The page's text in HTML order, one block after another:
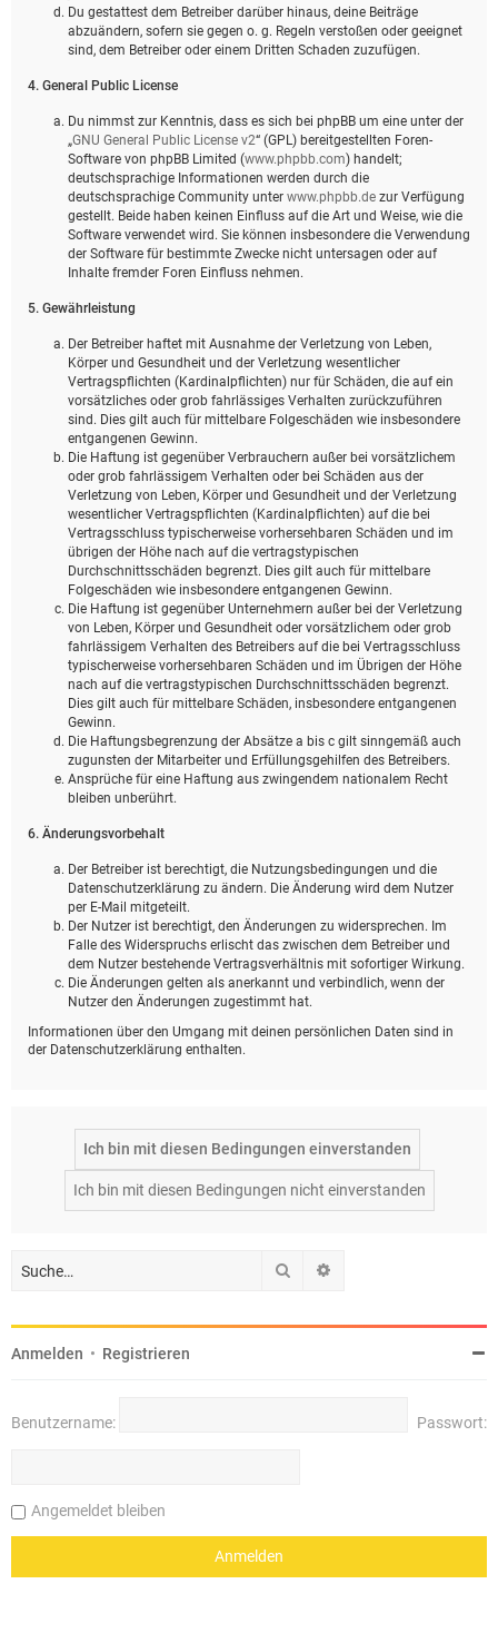
Du gestattest dem Betreiber darüber hinaus, deine Beiträge
abzuändern, sofern sie gegen o. g. Regeln verstoßen oder geeignet
sind, dem Betreiber oder einem Dritten Schaden zuzufügen.
4. General Public License
Du nimmst zur Kenntnis, dass es sich bei phpBB um eine unter der
„GNU General Public License v2“ (GPL) bereitgestellten Foren-
Software von phpBB Limited (www.phpbb.com) handelt;
deutschsprachige Informationen werden durch die
deutschsprachige Community unter www.phpbb.de zur Verfügung
gestellt. Beide haben keinen Einfluss auf die Art und Weise, wie die
Software verwendet wird. Sie können insbesondere die Verwendung
der Software für bestimmte Zwecke nicht untersagen oder auf
Inhalte fremder Foren Einfluss nehmen.
5. Gewährleistung
Der Betreiber haftet mit Ausnahme der Verletzung von Leben,
Körper und Gesundheit und der Verletzung wesentlicher
Vertragspflichten (Kardinalpflichten) nur für Schäden, die auf ein
vorsätzliches oder grob fahrlässiges Verhalten zurückzuführen
sind. Dies gilt auch für mittelbare Folgeschäden wie insbesondere
entgangenen Gewinn.
Die Haftung ist gegenüber Verbrauchern außer bei vorsätzlichem
oder grob fahrlässigem Verhalten oder bei Schäden aus der
Verletzung von Leben, Körper und Gesundheit und der Verletzung
wesentlicher Vertragspflichten (Kardinalpflichten) auf die bei
Vertragsschluss typischerweise vorhersehbaren Schäden und im
übrigen der Höhe nach auf die vertragstypischen
Durchschnittsschäden begrenzt. Dies gilt auch für mittelbare
Folgeschäden wie insbesondere entgangenen Gewinn.
Die Haftung ist gegenüber Unternehmern außer bei der Verletzung
von Leben, Körper und Gesundheit oder vorsätzlichem oder grob
fahrlässigem Verhalten des Betreibers auf die bei Vertragsschluss
typischerweise vorhersehbaren Schäden und im Übrigen der Höhe
nach auf die vertragstypischen Durchschnittsschäden begrenzt.
Dies gilt auch für mittelbare Schäden, insbesondere entgangenen
Gewinn.
Die Haftungsbegrenzung der Absätze a bis c gilt sinngemäß auch
zugunsten der Mitarbeiter und Erfüllungsgehilfen des Betreibers.
Ansprüche für eine Haftung aus zwingendem nationalem Recht
bleiben unberührt.
6. Änderungsvorbehalt
Der Betreiber ist berechtigt, die Nutzungsbedingungen und die
Datenschutzerklärung zu ändern. Die Änderung wird dem Nutzer
per E-Mail mitgeteilt.
Der Nutzer ist berechtigt, den Änderungen zu widersprechen. Im
Falle des Widerspruchs erlischt das zwischen dem Betreiber und
dem Nutzer bestehende Vertragsverhältnis mit sofortiger Wirkung.
Die Änderungen gelten als anerkannt und verbindlich, wenn der
Nutzer den Änderungen zugestimmt hat.
Informationen über den Umgang mit deinen persönlichen Daten sind in
der Datenschutzerklärung enthalten.
Suche
Anmelden • Registrieren
Benutzername: Passwort:
Angemeldet bleiben